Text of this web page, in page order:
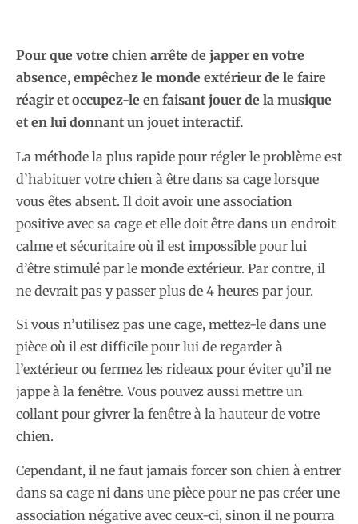
Pour que votre chien arrête de japper en votre
absence, empêchez le monde extérieur de le faire
réagir et occupez-le en faisant jouer de la musique
et en lui donnant un jouet interactif.
La méthode la plus rapide pour régler le problème est
d’habituer votre chien à être dans sa cage lorsque
vous êtes absent. Il doit avoir une association
positive avec sa cage et elle doit être dans un endroit
calme et sécuritaire où il est impossible pour lui
d’être stimulé par le monde extérieur. Par contre, il
ne devrait pas y passer plus de 4 heures par jour.
Si vous n’utilisez pas une cage, mettez-le dans une
pièce où il est difficile pour lui de regarder à
l’extérieur ou fermez les rideaux pour éviter qu’il ne
jappe à la fenêtre. Vous pouvez aussi mettre un
collant pour givrer la fenêtre à la hauteur de votre
chien.
Cependant, il ne faut jamais forcer son chien à entrer
dans sa cage ni dans une pièce pour ne pas créer une
association négative avec ceux-ci, sinon il ne pourra